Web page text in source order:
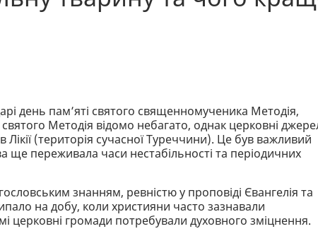
день пам’яті святого священномученика Методія,
Методія відомо небагато, однак церковні
(територія сучасної Туреччини). Це був важливий
ще переживала часи нестабільності та періодичних
знанням, ревністю у проповіді Євангелія та
на добу, коли християни часто зазнавали
церковні громади потребували духовного зміцнення.